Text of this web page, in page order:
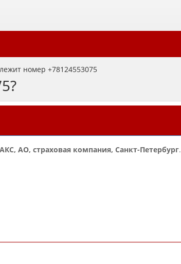
номер +78124553075
АО, страховая компания, Санкт-Петербург.